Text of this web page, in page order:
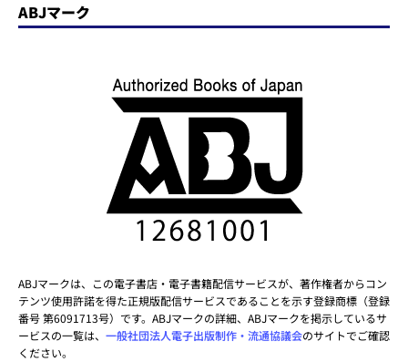
ABJマーク
ABJマークは、この電子書店・電子書籍配信サービスが、著作権者からコン
テンツ使用許諾を得た正規版配信サービスであることを示す登録商標（登録
番号 第6091713号）です。ABJマークの詳細、ABJマークを掲示しているサ
ービスの一覧は、 一般社団法人電子出版制作・流通協議会のサイトでご確認
ください。